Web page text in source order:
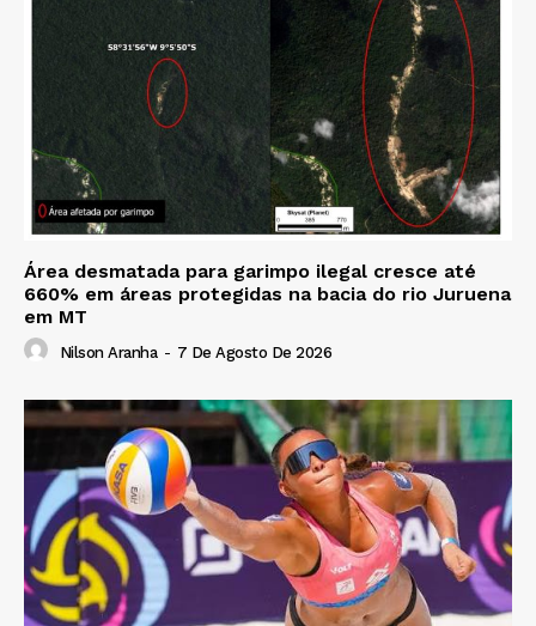
Área desmatada para garimpo ilegal cresce até
660% em áreas protegidas na bacia do rio Juruena
em MT
Nilson Aranha - 7 De Agosto De 2026